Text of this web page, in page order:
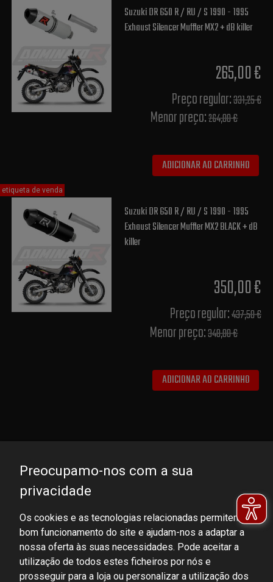
Suzuki DR 650 R / RU / S 1990 - 1995
Exhaust Silencer Muffler MX2 + dB killer
265,00 €
Preço regular:331,25 €
Menor preço:264,00 €
ADICIONAR AO CARRINHO
Suzuki DR 650 R / RU / S 1990 - 1995
Exhaust Silencer Muffler MX2 BLACK + dB
killer
350,00 €
Preço regular:437,50 €
Menor preço:348,00 €
ADICIONAR AO CARRINHO
etiqueta de venda
DOMINATOR GROUP Sp. z o.o.
Ludowa 59, 43-514 Kaniów, POLAND
VAT ID No.: 6521751083
Preocupamo-nos com a sua
privacidade
Os cookies e as tecnologias relacionadas permitem o
bom funcionamento do site e ajudam-nos a adaptar a
nossa oferta às suas necessidades. Pode aceitar a
utilização de todos estes ficheiros por nós e
prosseguir para a loja ou personalizar a utilização dos